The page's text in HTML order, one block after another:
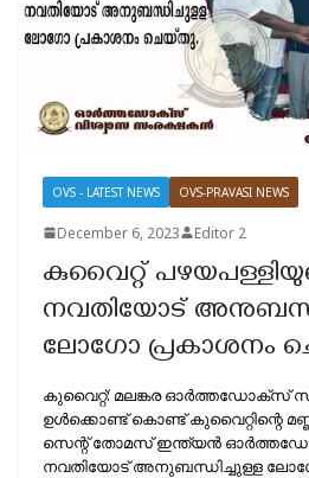
OVS - LATEST NEWS OVS-PRAVASI NEWS
December 6, 2023 Editor 2
കുവൈറ്റ്
നവതിയോട്
ലോഗോ പ്രകാശനം
കുവൈറ്റ്: മലങ്കര ഓർത്തഡോക്സ്
ഉൾക്കൊണ്ട് കൊണ്ട് കുവൈറ്റിന്റെ
സെന്റ് തോമസ് ഇന്ത്യൻ
നവതിയോട് അനുബന്ധിച്ചുള്ള